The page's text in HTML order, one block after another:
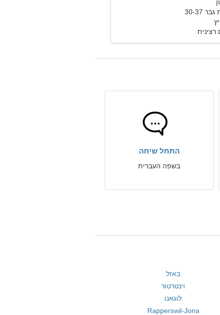
30-37
התחל שיחה
בשפה העברית
באזל
וינטרטור
לוגאנו
Rapperswil-Jona